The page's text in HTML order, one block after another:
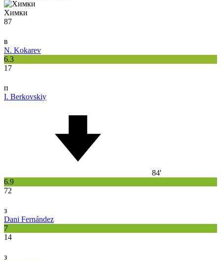
Химки
87
в
N. Kokarev
6.3
17
п
I. Berkovskiy
84'
6.9
72
з
Dani Fernández
7
14
з